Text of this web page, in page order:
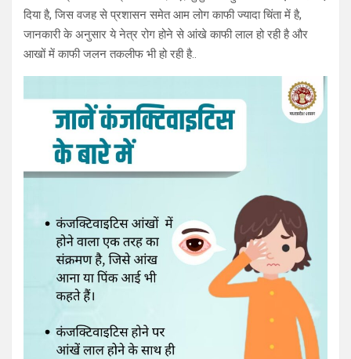
दिया है, जिस वजह से प्रशासन समेत आम लोग काफी ज्यादा चिंता में है,
जानकारी के अनुसार ये नेत्र रोग होने से आंखे काफी लाल हो रही है और
आखों में काफी जलन तकलीफ भी हो रही है..